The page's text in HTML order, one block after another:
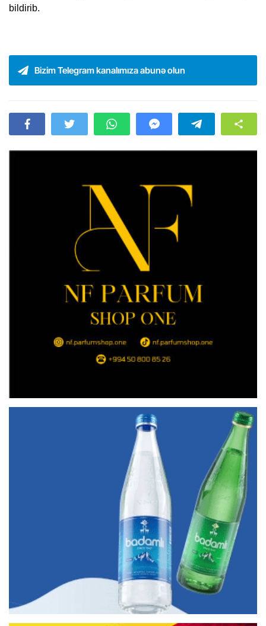
bildirib.
Bizim Telegram kanalımıza abunə olun